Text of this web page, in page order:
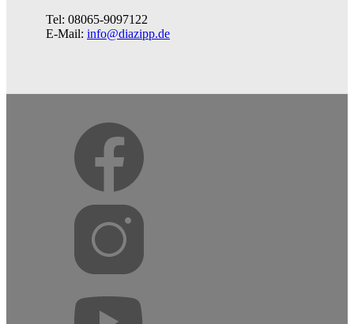
Tel: 08065-9097122
E-Mail: info@diazipp.de